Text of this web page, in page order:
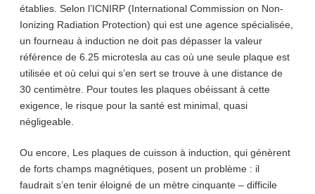
établies. Selon l’ICNIRP (International Commission on Non-
Ionizing Radiation Protection) qui est une agence spécialisée,
un fourneau à induction ne doit pas dépasser la valeur
référence de 6.25 microtesla au cas où une seule plaque est
utilisée et où celui qui s’en sert se trouve à une distance de
30 centimètre. Pour toutes les plaques obéissant à cette
exigence, le risque pour la santé est minimal, quasi
négligeable.
Ou encore, Les plaques de cuisson à induction, qui génèrent
de forts champs magnétiques, posent un problème : il
faudrait s’en tenir éloigné de un mètre cinquante – difficile